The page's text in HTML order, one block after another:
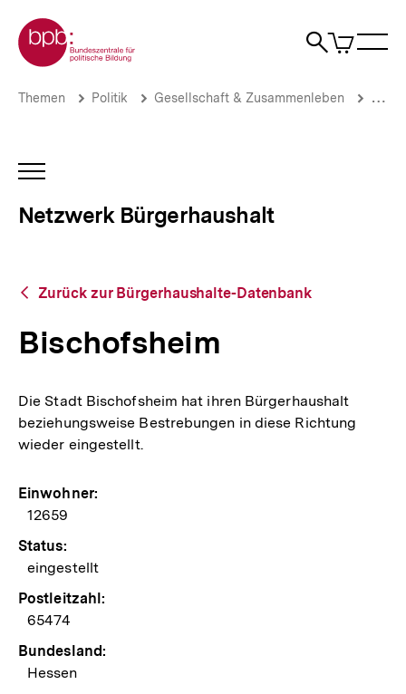
zum
Seiteninhalt
springen
Zur Startseite der bpb
Suche
Artikel
im
Bischofsheim
bpb.de
Brotkrümelnavigation
Pfadnavigation
Themen Politik Gesellschaft & Zusammenleben
INHALTSNAVIGATION
Netzwerk Bürgerhaushalt
Zurück
Bürgerhaushalte-
Datenbank
Zurück zur Bürgerhaushalte-Datenbank
Bischofsheim
Die Stadt Bischofsheim hat ihren Bürgerhaushalt
beziehungsweise Bestrebungen in diese Richtung
wieder eingestellt.
Einwohner:
12659
Status:
eingestellt
Postleitzahl:
65474
Bundesland:
Hessen